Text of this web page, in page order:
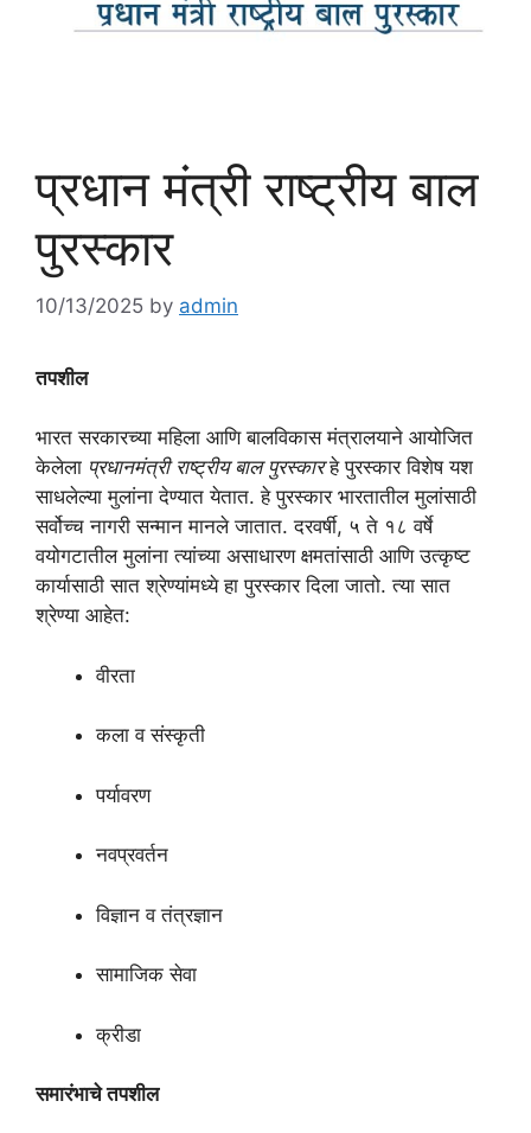
प्रधान मंत्री राष्ट्रीय बाल
पुरस्कार
10/13/2025 by admin
तपशील
भारत सरकारच्या महिला आणि बालविकास मंत्रालयाने आयोजित
केलेला प्रधानमंत्री राष्ट्रीय बाल पुरस्कारहे पुरस्कार विशेष यश
साधलेल्या मुलांना देण्यात येतात. हे पुरस्कार भारतातील मुलांसाठी
सर्वोच्च नागरी सन्मान मानले जातात. दरवर्षी, ५ ते १८ वर्षे
वयोगटातील मुलांना त्यांच्या असाधारण क्षमतांसाठी आणि उत्कृष्ट
कार्यासाठी सात श्रेण्यांमध्ये हा पुरस्कार दिला जातो. त्या सात
श्रेण्या आहेत:
वीरता
कला व संस्कृती
पर्यावरण
नवप्रवर्तन
विज्ञान व तंत्रज्ञान
सामाजिक सेवा
क्रीडा
समारंभाचे तपशील